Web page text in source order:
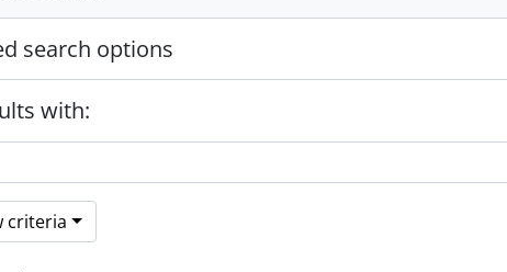
search options
with:
criteria